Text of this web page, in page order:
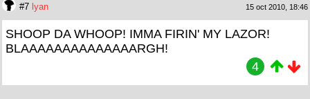
#7 lyan 15 oct 2010, 18:46
SHOOP DA WHOOP! IMMA FIRIN' MY LAZOR!
BLAAAAAAAAAAAAAARGH!
4